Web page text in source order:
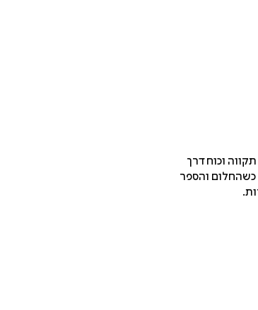
וכוח דרך
כשהחלום והספר